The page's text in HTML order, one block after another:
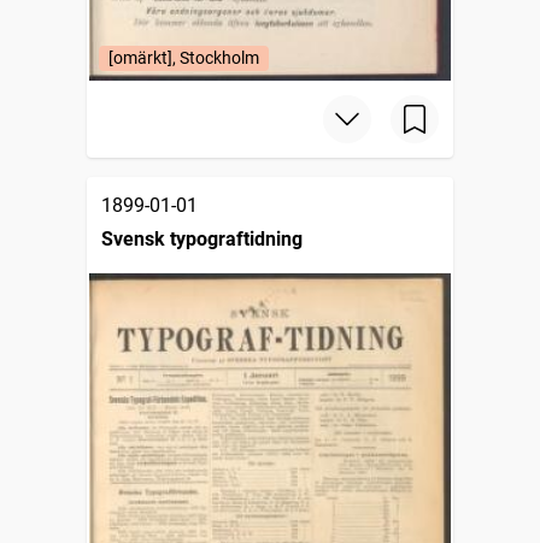
[omärkt], Stockholm
1899-01-01
Svensk typograftidning